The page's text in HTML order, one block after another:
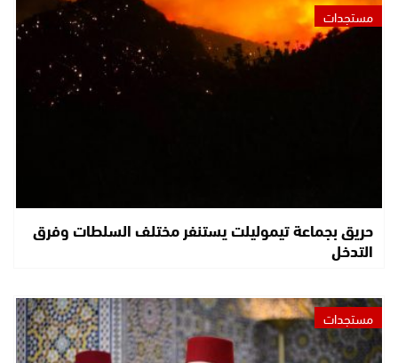
مستجدات
حريق بجماعة تيموليلت يستنفر مختلف السلطات وفرق
التدخل
مستجدات